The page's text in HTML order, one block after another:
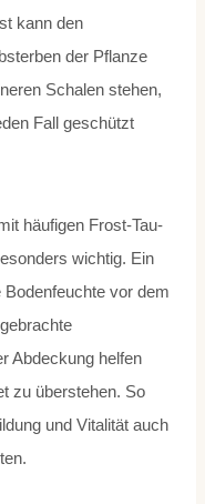
kann den
der Pflanze
Schalen stehen,
Fall geschützt
häufigen Frost-Tau-
wichtig. Ein
vor dem
Abdeckung helfen
zu überstehen. So
und Vitalität auch